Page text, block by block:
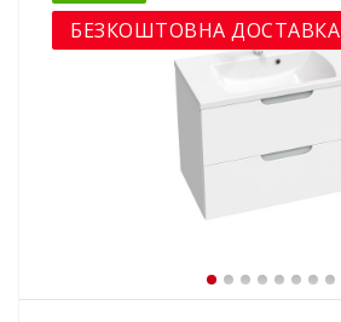
БЕЗКОШТОВНА ДОСТАВКА